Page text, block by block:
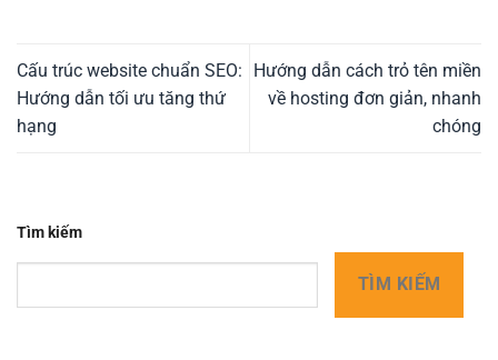
Cấu trúc website chuẩn SEO:
Hướng dẫn tối ưu tăng thứ
hạng
Hướng dẫn cách trỏ tên miền
về hosting đơn giản, nhanh
chóng
Tìm kiếm
TÌM KIẾM